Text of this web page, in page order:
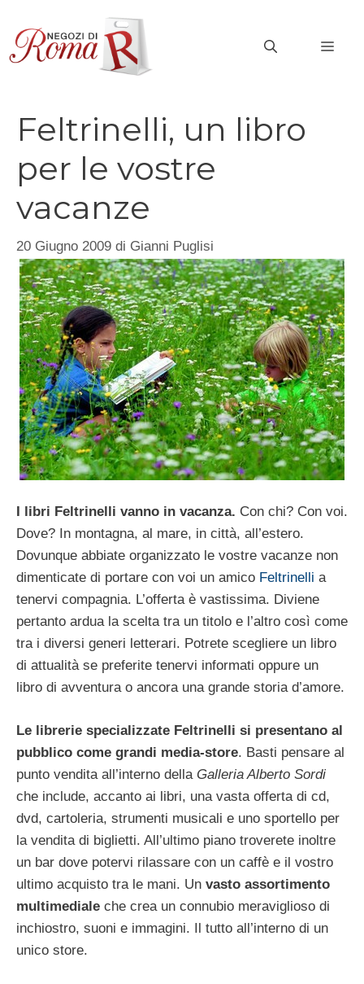
contenuto
Feltrinelli, un libro
per le vostre
vacanze
20 Giugno 2009 di Gianni Puglisi
I libri Feltrinelli vanno in vacanza. Con chi? Con voi.
Dove? In montagna, al mare, in città, all’estero.
Dovunque abbiate organizzato le vostre vacanze non
dimenticate di portare con voi un amico Feltrinelli a
tenervi compagnia. L’offerta è vastissima. Diviene
pertanto ardua la scelta tra un titolo e l’altro così come
tra i diversi generi letterari. Potrete scegliere un libro
di attualità se preferite tenervi informati oppure un
libro di avventura o ancora una grande storia d’amore.
Le librerie specializzate Feltrinelli si presentano al
pubblico come grandi media-store. Basti pensare al
punto vendita all’interno della Galleria Alberto Sordi
che include, accanto ai libri, una vasta offerta di cd,
dvd, cartoleria, strumenti musicali e uno sportello per
la vendita di biglietti. All’ultimo piano troverete inoltre
un bar dove potervi rilassare con un caffè e il vostro
ultimo acquisto tra le mani. Un vasto assortimento
multimediale che crea un connubio meraviglioso di
inchiostro, suoni e immagini. Il tutto all’interno di un
unico store.